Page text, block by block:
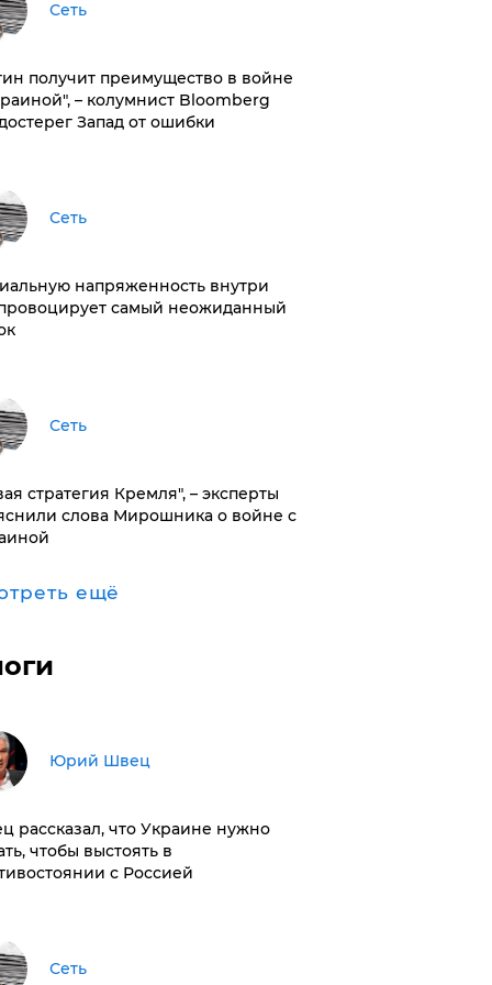
Сеть
получит преимущество в войне
– колумнист Bloomberg
Запад от ошибки
Сеть
напряженность внутри
самый неожиданный
Сеть
стратегия Кремля", – эксперты
слова Мирошника о войне с
ещё
Юрий Швец
рассказал, что Украине нужно
чтобы выстоять в
с Россией
Сеть